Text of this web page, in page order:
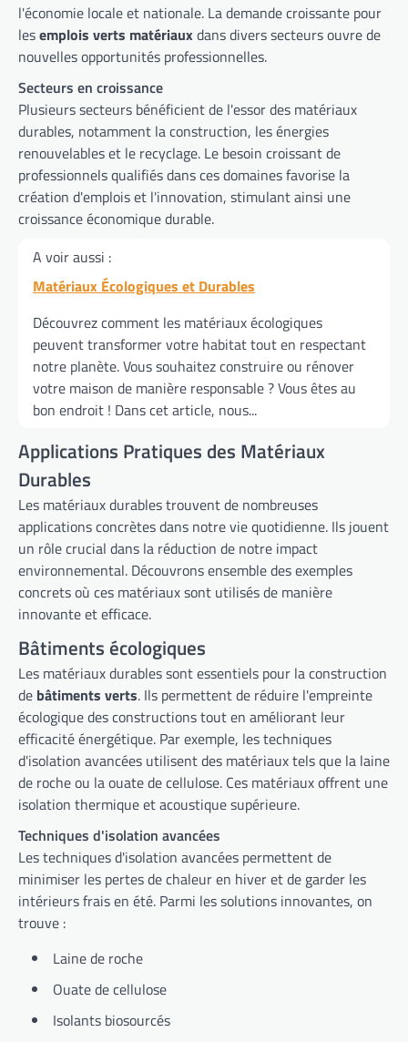
l'économie locale et nationale. La demande croissante pour
lesemplois verts matériauxdans divers secteurs ouvre de
nouvelles opportunités professionnelles.
Secteurs en croissance
Plusieurs secteurs bénéficient de l'essor des matériaux
durables, notamment la construction, les énergies
renouvelables et le recyclage. Le besoin croissant de
professionnels qualifiés dans ces domaines favorise la
création d'emplois et l'innovation, stimulant ainsi une
croissance économique durable.
A voir aussi :
Matériaux Écologiques et Durables
Découvrez comment les matériaux écologiques
peuvent transformer votre habitat tout en respectant
notre planète. Vous souhaitez construire ou rénover
votre maison de manière responsable ? Vous êtes au
bon endroit ! Dans cet article, nous...
Applications Pratiques des Matériaux
Durables
Les matériaux durables trouvent de nombreuses
applications concrètes dans notre vie quotidienne. Ils jouent
un rôle crucial dans la réduction de notre impact
environnemental. Découvrons ensemble des exemples
concrets où ces matériaux sont utilisés de manière
innovante et efficace.
Bâtiments écologiques
Les matériaux durables sont essentiels pour la construction
de bâtiments verts. Ils permettent de réduire l'empreinte
écologique des constructions tout en améliorant leur
efficacité énergétique. Par exemple, les techniques
d'isolation avancées utilisent des matériaux tels que la laine
de roche ou la ouate de cellulose. Ces matériaux offrent une
isolation thermique et acoustique supérieure.
Techniques d'isolation avancées
Les techniques d'isolation avancées permettent de
minimiser les pertes de chaleur en hiver et de garder les
intérieurs frais en été. Parmi les solutions innovantes, on
trouve :
Laine de roche
Ouate de cellulose
Isolants biosourcés